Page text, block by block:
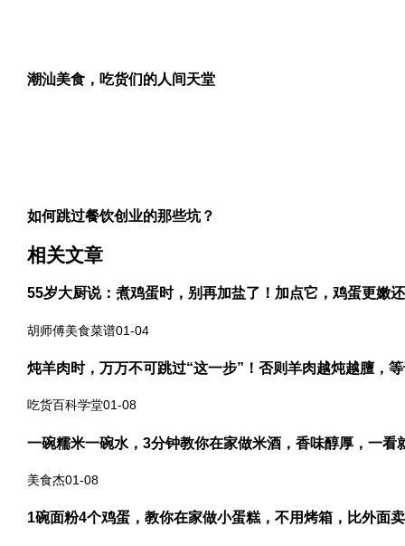
潮汕美食，吃货们的人间天堂
如何跳过餐饮创业的那些坑？
相关文章
55岁大厨说：煮鸡蛋时，别再加盐了！加点它，鸡蛋更嫩
胡师傅美食菜谱01-04
炖羊肉时，万万不可跳过“这一步”！否则羊肉越炖越膻，
吃货百科学堂01-08
一碗糯米一碗水，3分钟教你在家做米酒，香味醇厚，一看
美食杰01-08
1碗面粉4个鸡蛋，教你在家做小蛋糕，不用烤箱，比外面